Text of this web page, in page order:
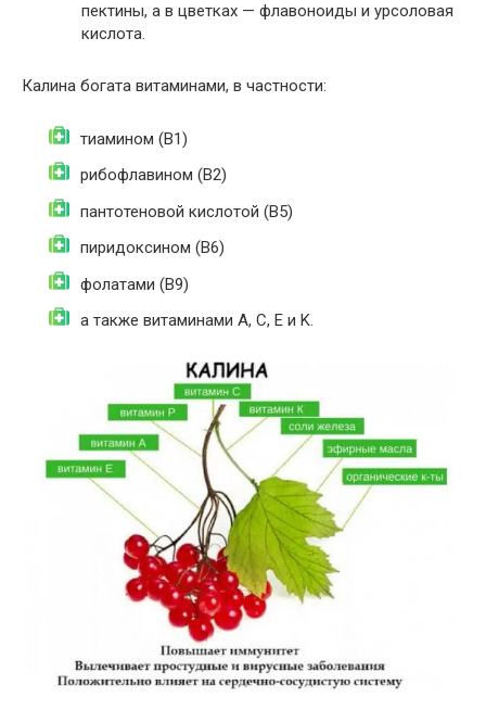
пектины, а в цветках — флавоноиды и урсоловая
кислота.
Калина богата витаминами, в частности:
тиамином (B1)
рибофлавином (B2)
пантотеновой кислотой (B5)
пиридоксином (B6)
фолатами (B9)
а также витаминами A, C, E и K.